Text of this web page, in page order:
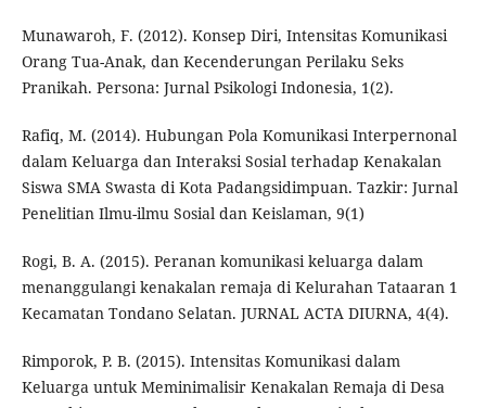
Munawaroh, F. (2012). Konsep Diri, Intensitas Komunikasi
Orang Tua-Anak, dan Kecenderungan Perilaku Seks
Pranikah. Persona: Jurnal Psikologi Indonesia, 1(2).
Rafiq, M. (2014). Hubungan Pola Komunikasi Interpernonal
dalam Keluarga dan Interaksi Sosial terhadap Kenakalan
Siswa SMA Swasta di Kota Padangsidimpuan. Tazkir: Jurnal
Penelitian Ilmu-ilmu Sosial dan Keislaman, 9(1)
Rogi, B. A. (2015). Peranan komunikasi keluarga dalam
menanggulangi kenakalan remaja di Kelurahan Tataaran 1
Kecamatan Tondano Selatan. JURNAL ACTA DIURNA, 4(4).
Rimporok, P. B. (2015). Intensitas Komunikasi dalam
Keluarga untuk Meminimalisir Kenakalan Remaja di Desa